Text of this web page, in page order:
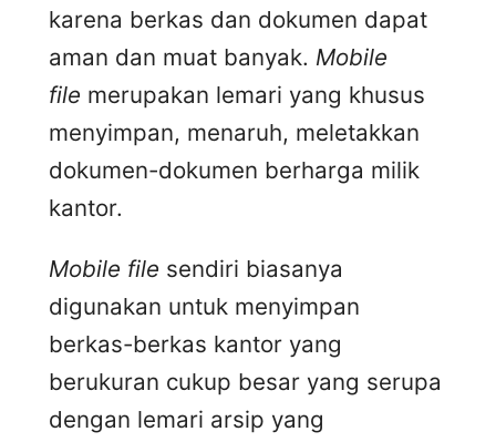
karena berkas dan dokumen dapat
aman dan muat banyak. Mobile
file merupakan lemari yang khusus
menyimpan, menaruh, meletakkan
dokumen-dokumen berharga milik
kantor.
Mobile file sendiri biasanya
digunakan untuk menyimpan
berkas-berkas kantor yang
berukuran cukup besar yang serupa
dengan lemari arsip yang